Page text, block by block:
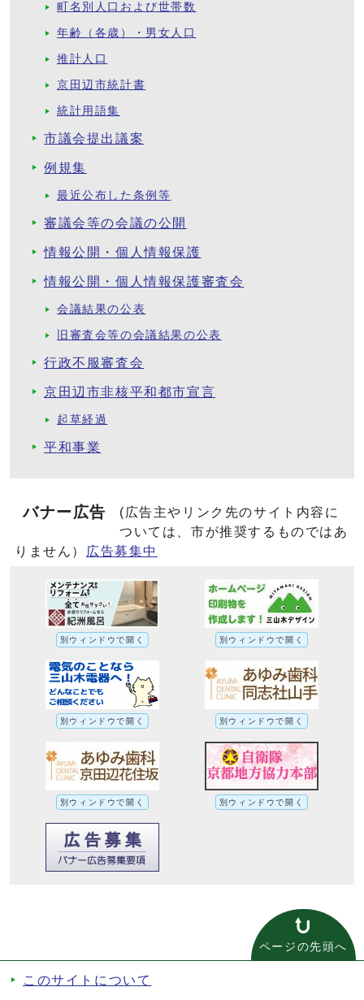
町名別人口および世帯数
年齢（各歳）・男女人口
推計人口
京田辺市統計書
統計用語集
市議会提出議案
例規集
最近公布した条例等
審議会等の会議の公開
情報公開・個人情報保護
情報公開・個人情報保護審査会
会議結果の公表
旧審査会等の会議結果の公表
行政不服審査会
京田辺市非核平和都市宣言
起草経過
平和事業
バナー広告
(広告主やリンク先のサイト内容に
ついては、市が推奨するものではあ
りません）
広告募集中
別ウィンドウで開く 別ウィンドウで開く
別ウィンドウで開く 別ウィンドウで開く
別ウィンドウで開く 別ウィンドウで開く
ページの先頭へ
このサイトについて